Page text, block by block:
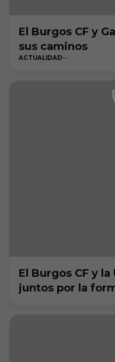
El Burgos CF y
sus caminos
ACTUALIDAD
El Burgos CF y
juntos por la